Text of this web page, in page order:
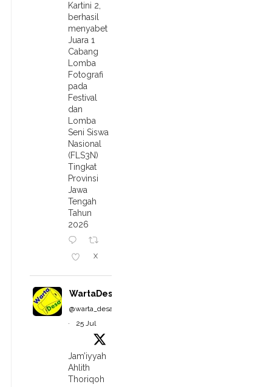
Kartini 2,
berhasil
menyabet
Juara 1
Cabang
Lomba
Fotografi
pada
Festival
dan
Lomba
Seni Siswa
Nasional
(FLS3N)
Tingkat
Provinsi
Jawa
Tengah
Tahun
2026
X
WartaDesa
@warta_desa
·
25 Jul
Jam’iyyah
Ahlith
Thoriqoh